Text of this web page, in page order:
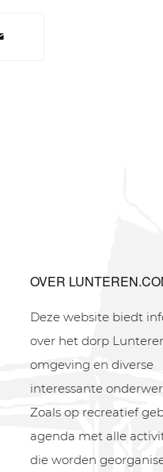
OVER
Deze website biedt
over het dorp
omgeving en diverse
interessante
Zoals op recreatief
agenda met alle
die worden